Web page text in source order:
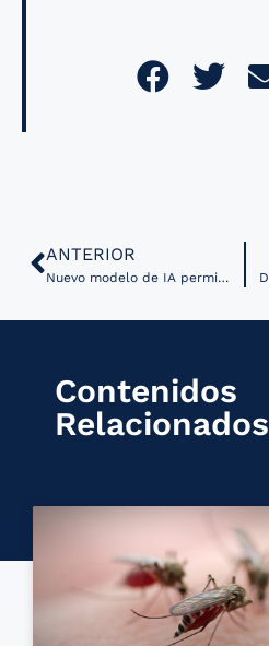
ANTERIOR
Nuevo modelo de IA permite identificar tipos de neuronas en el cerebelo
Contenidos
Relacionados